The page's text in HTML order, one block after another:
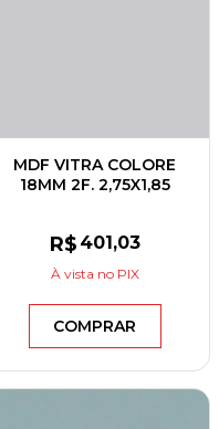
MDF VITRA COLORE
18MM 2F. 2,75X1,85
R$ 401,03
À vista no PIX
COMPRAR